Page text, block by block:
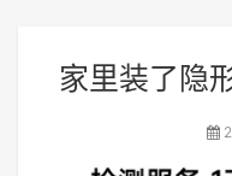
家里装了隐